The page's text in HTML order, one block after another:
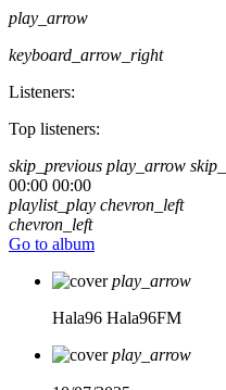
play_arrow
keyboard_arrow_right
Listeners:
Top listeners:
skip_previous play_arrow
00:00 00:00
playlist_play chevron_left
chevron_left
Go to album
play_arrow
Hala96 Hala96FM
play_arrow